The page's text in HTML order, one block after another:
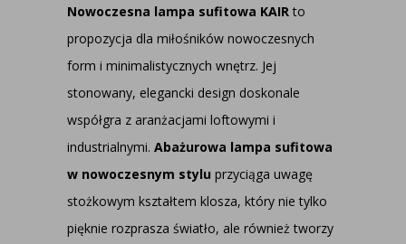
Nowoczesna lampa sufitowa KAIRto
propozycja dla miłośników nowoczesnych
form i minimalistycznych wnętrz. Jej
stonowany, elegancki design doskonale
współgra z aranżacjami loftowymi i
industrialnymi. Abażurowa lampa sufitowa
w nowoczesnym stylu przyciąga uwagę
stożkowym kształtem klosza, który nie tylko
pięknie rozprasza światło, ale również tworzy